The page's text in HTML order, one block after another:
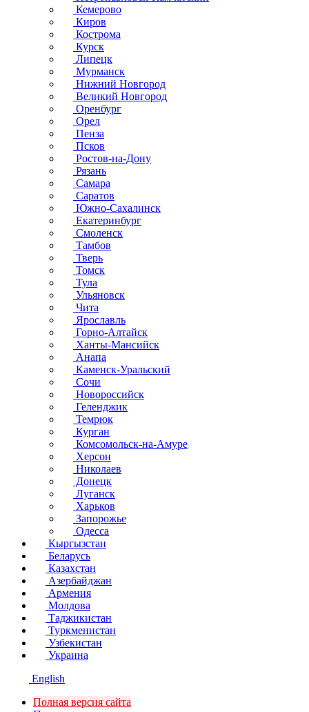
Кемерово
Киров
Кострома
Курск
Липецк
Мурманск
Нижний Новгород
Великий Новгород
Оренбург
Орел
Пенза
Псков
Ростов-на-Дону
Рязань
Самара
Саратов
Южно-Сахалинск
Екатеринбург
Смоленск
Тамбов
Тверь
Томск
Тула
Ульяновск
Чита
Ярославль
Горно-Алтайск
Ханты-Мансийск
Анапа
Каменск-Уральский
Сочи
Новороссийск
Геленджик
Темрюк
Курган
Комсомольск-на-Амуре
Херсон
Николаев
Донецк
Луганск
Харьков
Запорожье
Одесса
Кыргызстан
Беларусь
Казахстан
Азербайджан
Армения
Молдова
Таджикистан
Туркменистан
Узбекистан
Украина
English
Полная версия сайта